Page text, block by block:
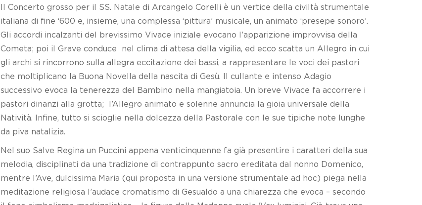
Il Concerto grosso per il SS. Natale di Arcangelo Corelli è un vertice della civiltà strumentale
italiana di fine ‘600 e, insieme, una complessa ‘pittura’ musicale, un animato ‘presepe sonoro’.
Gli accordi incalzanti del brevissimo Vivace iniziale evocano l’apparizione improvvisa della
Cometa; poi il Grave conduce nel clima di attesa della vigilia, ed ecco scatta un Allegro in cui
gli archi si rincorrono sulla allegra eccitazione dei bassi, a rappresentare le voci dei pastori
che moltiplicano la Buona Novella della nascita di Gesù. Il cullante e intenso Adagio
successivo evoca la tenerezza del Bambino nella mangiatoia. Un breve Vivace fa accorrere i
pastori dinanzi alla grotta; l’Allegro animato e solenne annuncia la gioia universale della
Natività. Infine, tutto si scioglie nella dolcezza della Pastorale con le sue tipiche note lunghe
da piva natalizia.
Nel suo Salve Regina un Puccini appena venticinquenne fa già presentire i caratteri della sua
melodia, disciplinati da una tradizione di contrappunto sacro ereditata dal nonno Domenico,
mentre l’Ave, dulcissima Maria (qui proposta in una versione strumentale ad hoc) piega nella
meditazione religiosa l’audace cromatismo di Gesualdo a una chiarezza che evoca – secondo